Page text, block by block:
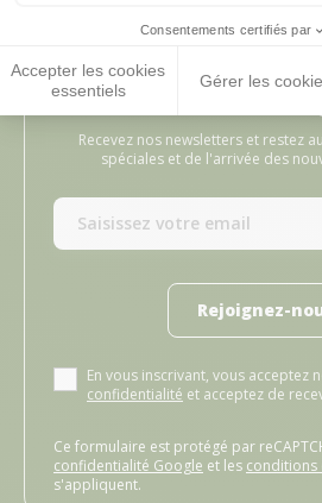
Consentements certifiés par
Accepter les cookies
essentiels
Gérer les
RECEVEZ NOS
Recevez nos newsletters et restez
spéciales et de l'arrivée des
Rejoignez-
En vous inscrivant, vous acceptez
confidentialité et acceptez de
Ce formulaire est protégé par
confidentialité Google et les conditions
s'appliquent.